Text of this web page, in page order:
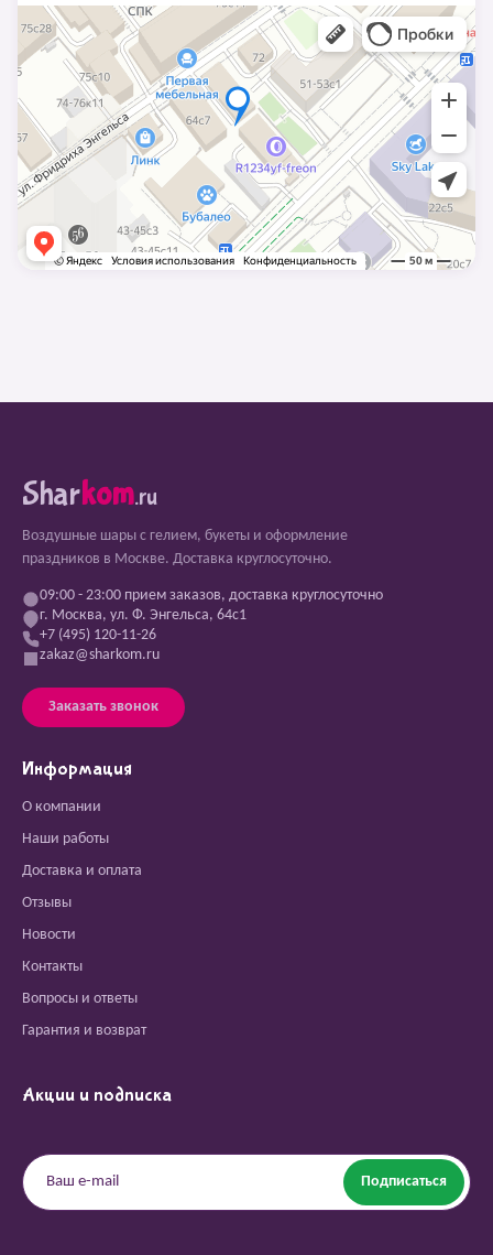
Sharkom.ru
Воздушные шары с гелием, букеты и оформление
праздников в Москве. Доставка круглосуточно.
09:00 - 23:00 прием заказов, доставка круглосуточно
г. Москва, ул. Ф. Энгельса, 64с1
+7 (495) 120-11-26
zakaz@sharkom.ru
Заказать звонок
Информация
О компании
Наши работы
Доставка и оплата
Отзывы
Новости
Контакты
Вопросы и ответы
Гарантия и возврат
Акции и подписка
Подписаться